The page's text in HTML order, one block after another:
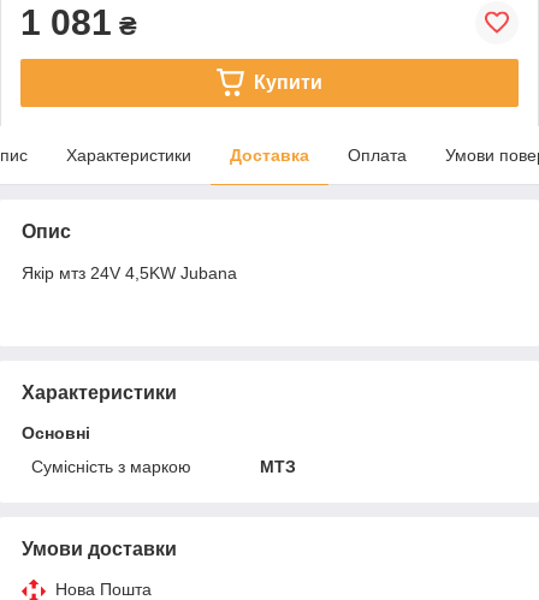
1 081 ₴
Купити
Характеристики Доставка Оплата Умови
Опис
Якір мтз 24V 4,5KW Jubana
Характеристики
Основні
Сумісність з маркою
МТЗ
Умови доставки
Нова Пошта